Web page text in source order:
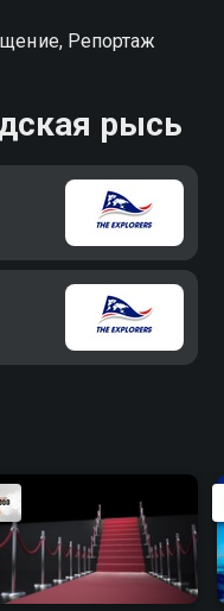
Репортаж
рысь